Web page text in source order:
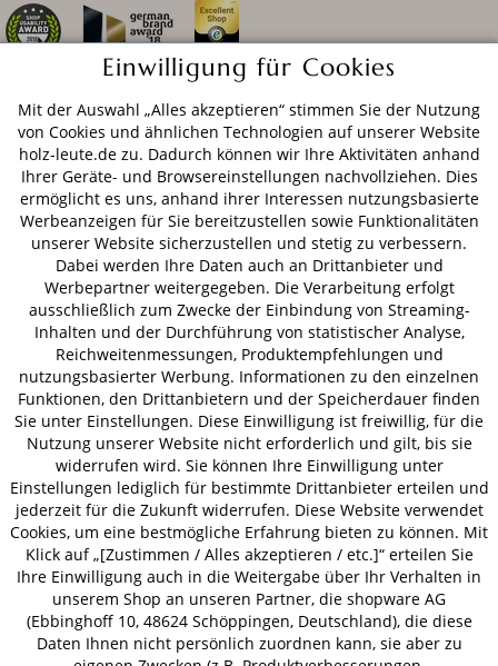
ZAHLUNGSARTEN
VERSAND
AGB Datenschutz
Impressum
© 2026 HOLZ-LEUTE
* Alle Preise inkl. gesetzl. Mehrwertsteuer zzgl.Versandkosten.
Einwilligung für Cookies
Mit der Auswahl „Alles akzeptieren“ stimmen Sie der Nutzung
von Cookies und ähnlichen Technologien auf unserer Website
holz-leute.de zu. Dadurch können wir Ihre Aktivitäten anhand
Ihrer Geräte- und Browsereinstellungen nachvollziehen. Dies
ermöglicht es uns, anhand ihrer Interessen nutzungsbasierte
Werbeanzeigen für Sie bereitzustellen sowie Funktionalitäten
unserer Website sicherzustellen und stetig zu verbessern.
Dabei werden Ihre Daten auch an Drittanbieter und
Werbepartner weitergegeben. Die Verarbeitung erfolgt
ausschließlich zum Zwecke der Einbindung von Streaming-
Inhalten und der Durchführung von statistischer Analyse,
Reichweitenmessungen, Produktempfehlungen und
nutzungsbasierter Werbung. Informationen zu den einzelnen
Funktionen, den Drittanbietern und der Speicherdauer finden
Sie unter Einstellungen. Diese Einwilligung ist freiwillig, für die
Nutzung unserer Website nicht erforderlich und gilt, bis sie
widerrufen wird. Sie können Ihre Einwilligung unter
Einstellungen lediglich für bestimmte Drittanbieter erteilen und
jederzeit für die Zukunft widerrufen. Diese Website verwendet
Cookies, um eine bestmögliche Erfahrung bieten zu können. Mit
Klick auf „[Zustimmen / Alles akzeptieren / etc.]“ erteilen Sie
Ihre Einwilligung auch in die Weitergabe über Ihr Verhalten in
unserem Shop an unseren Partner, die shopware AG
(Ebbinghoff 10, 48624 Schöppingen, Deutschland), die diese
Daten Ihnen nicht persönlich zuordnen kann, sie aber zu